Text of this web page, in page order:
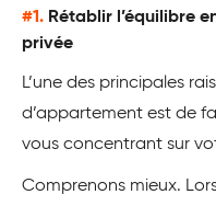
#1. Rétablir l’équilibre
privée
L’une des principales
d’appartement est de
vous concentrant sur
Comprenons mieux.